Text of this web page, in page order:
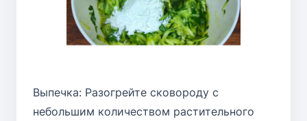
Выпечка: Разогрейте сковороду с
небольшим количеством растительного